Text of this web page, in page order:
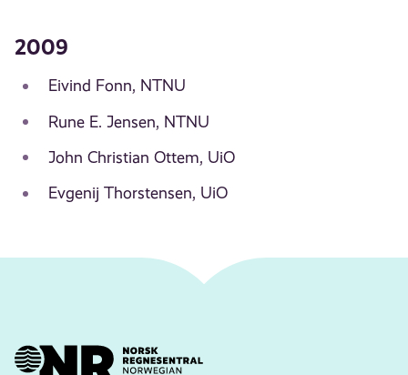
2009
Eivind Fonn, NTNU
Rune E. Jensen, NTNU
John Christian Ottem, UiO
Evgenij Thorstensen, UiO